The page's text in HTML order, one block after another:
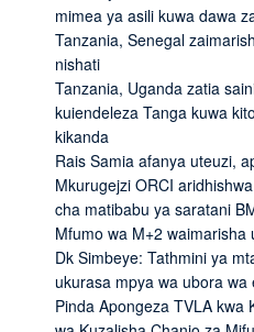
mimea ya asili kuwa dawa
Tanzania, Senegal
nishati
Tanzania, Uganda zatia
kuiendeleza Tanga kuwa
kikanda
Rais Samia afanya uteuzi,
Mkurugejzi ORCI
cha matibabu ya saratani
Mfumo wa M+2
Dk Simbeye: Tathmini ya
ukurasa mpya wa ubora wa
Pinda Apongeza TVLA kwa